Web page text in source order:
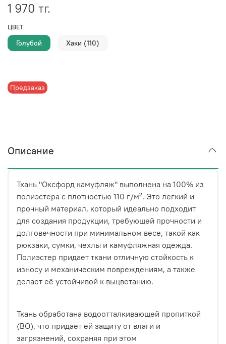
Предзаказ
1 970 тг.
ЦВЕТ
Голубой Хаки (110)
Описание
Ткань "Оксфорд камуфляж" выполнена на 100% из
полиэстера с плотностью 110 г/м². Это легкий и
прочный материал, который идеально подходит
для создания продукции, требующей прочности и
долговечности при минимальном весе, такой как
рюкзаки, сумки, чехлы и камуфляжная одежда.
Полиэстер придает ткани отличную стойкость к
износу и механическим повреждениям, а также
делает её устойчивой к выцветанию.
Ткань обработана водоотталкивающей пропиткой
(ВО), что придает ей защиту от влаги и
загрязнений, сохраняя при этом